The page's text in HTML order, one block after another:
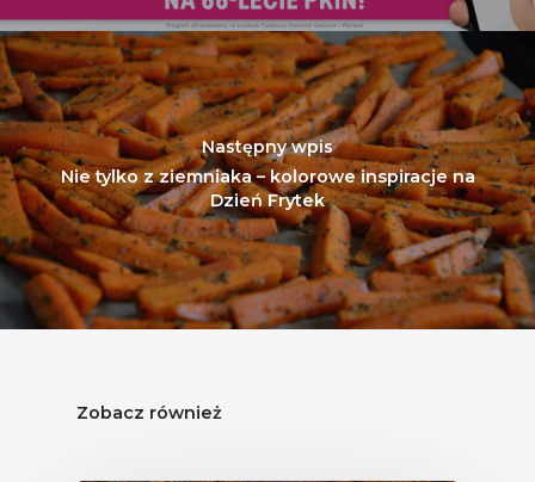
Następny wpis
Nie tylko z ziemniaka – kolorowe inspiracje na
Dzień Frytek
Zobacz również